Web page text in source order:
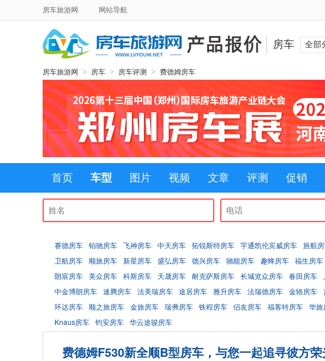
房车旅游网 网站导航
房车 全部
房车旅游网 > 房车 > 房车评测 > 费德姆房车
首页 车型 图片 视频 文章 评测 促销
赛德房车 铂驰房车 飞神房车 中天房车 拓锐斯特房车 宇通凯伦宾威房车 旌航
卫航房车
顺旅房车 新星房车 盛弘房车 德兴房车 驰能房车 趣蜂房车 福生房车
朗宸房车 美众房车 科斯房车 天晟房车 耐克萨斯房车 长城览众房车 春田房车
中金博朗房车 速腾房车 法美瑞房车 途居房车 雅升房车 法瑞德房车 金辂房车
环达房车
顺之旅房车 金旅房车 瑞弗房车 铁程房车 侣友房车 福客特房车 华旅
Knaus房车 钧安房车 华云途骏房车
费德姆F530新全顺B型房车，与您一起追寻彼方